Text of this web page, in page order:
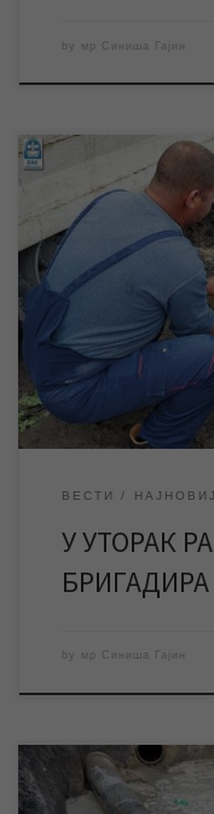
by мр Синиша Гајин
ЈКП „Водовод и
радове на мрежи у
истом и делу
прекида
„Водовод и
замени затварача на
ВЕСТИ
У УТОРАК
by мр Синиша Гајин